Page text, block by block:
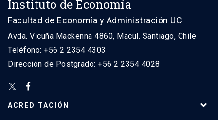
Instituto de Economía
Facultad de Economía y Administración UC
Avda. Vicuña Mackenna 4860, Macul. Santiago, Chile
Teléfono: +56 2 2354 4303
Dirección de Postgrado: +56 2 2354 4028
ACREDITACIÓN